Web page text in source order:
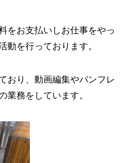
をお支払いしお仕事をやっ
動を行っております。
おり、動画編集やパンフレ
業務をしています。